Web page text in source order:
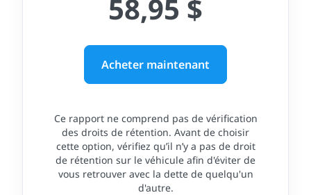
58,95 $
Acheter maintenant
Ce rapport ne comprend pas de vérification
des droits de rétention. Avant de choisir
cette option, vérifiez qu’il n’y a pas de droit
de rétention sur le véhicule afin d'éviter de
vous retrouver avec la dette de quelqu'un
d'autre.